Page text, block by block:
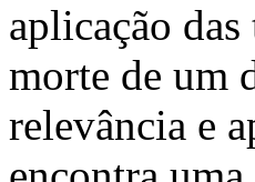
aplicação
morte de um
relevância e